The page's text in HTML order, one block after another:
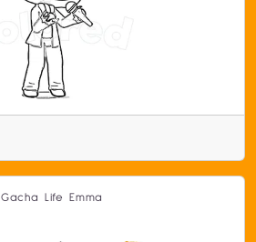
Gacha Life Emma